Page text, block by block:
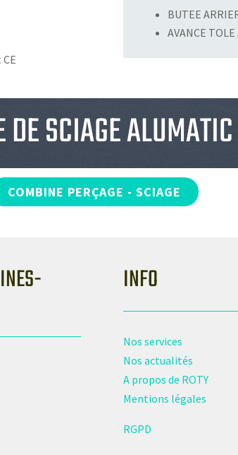
BUTEE
AVANCE
SCIAGE ALUMATIC
COMBINE PERÇAGE - SCIAGE
INFO
Nos services
Nos actualités
A propos de ROTY
Mentions légales
RGPD